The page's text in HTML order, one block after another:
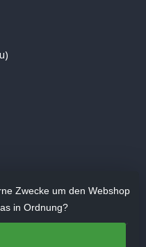
Zwecke um den Webshop
in Ordnung?